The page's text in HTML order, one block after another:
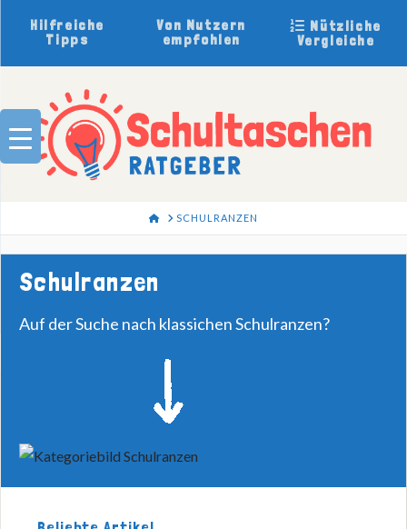
Hilfreiche
Tipps
Von Nutzern
empfohlen
Nützliche
Vergleiche
HOMESCHULRANZEN
Schulranzen
Auf der Suche nach klassichen Schulranzen?